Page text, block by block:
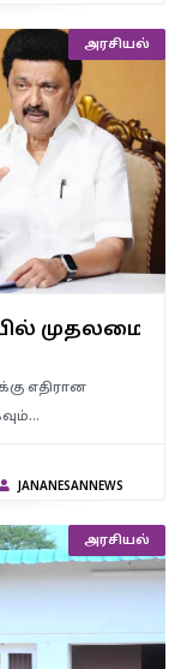
அரசியல்
எதிரான
JANANESANNEWS
அரசியல்